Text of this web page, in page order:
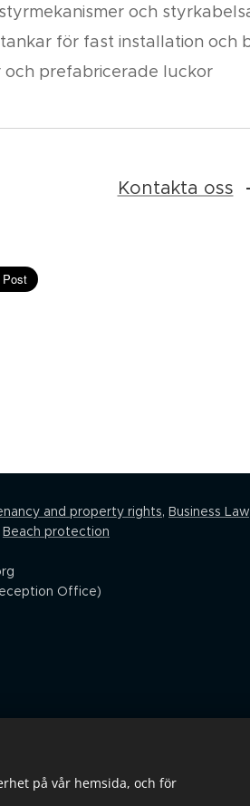
och
för fast installation och
och prefabricerade luckor
Kontakta oss
and property rights, Business Law
Beach protection
Office)
på vår hemsida, och för